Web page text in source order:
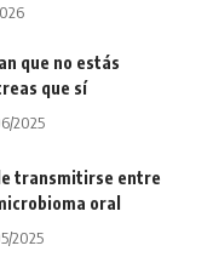
que no estás
que sí
2025
transmitirse entre
oral
2025